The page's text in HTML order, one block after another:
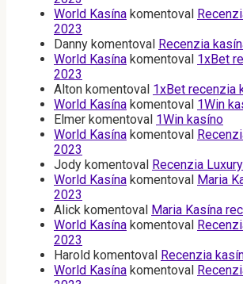
World Kasína komentoval
2023
Danny komentoval Recenzia
World Kasína komentoval 1xBet
2023
Alton komentoval 1xBet recenzia
World Kasína komentoval 1Win
Elmer komentoval 1Win kasíno
World Kasína komentoval
2023
Jody komentoval Recenzia
World Kasína komentoval Maria
2023
Alick komentoval Maria Kasína
World Kasína komentoval
2023
Harold komentoval Recenzia
World Kasína komentoval